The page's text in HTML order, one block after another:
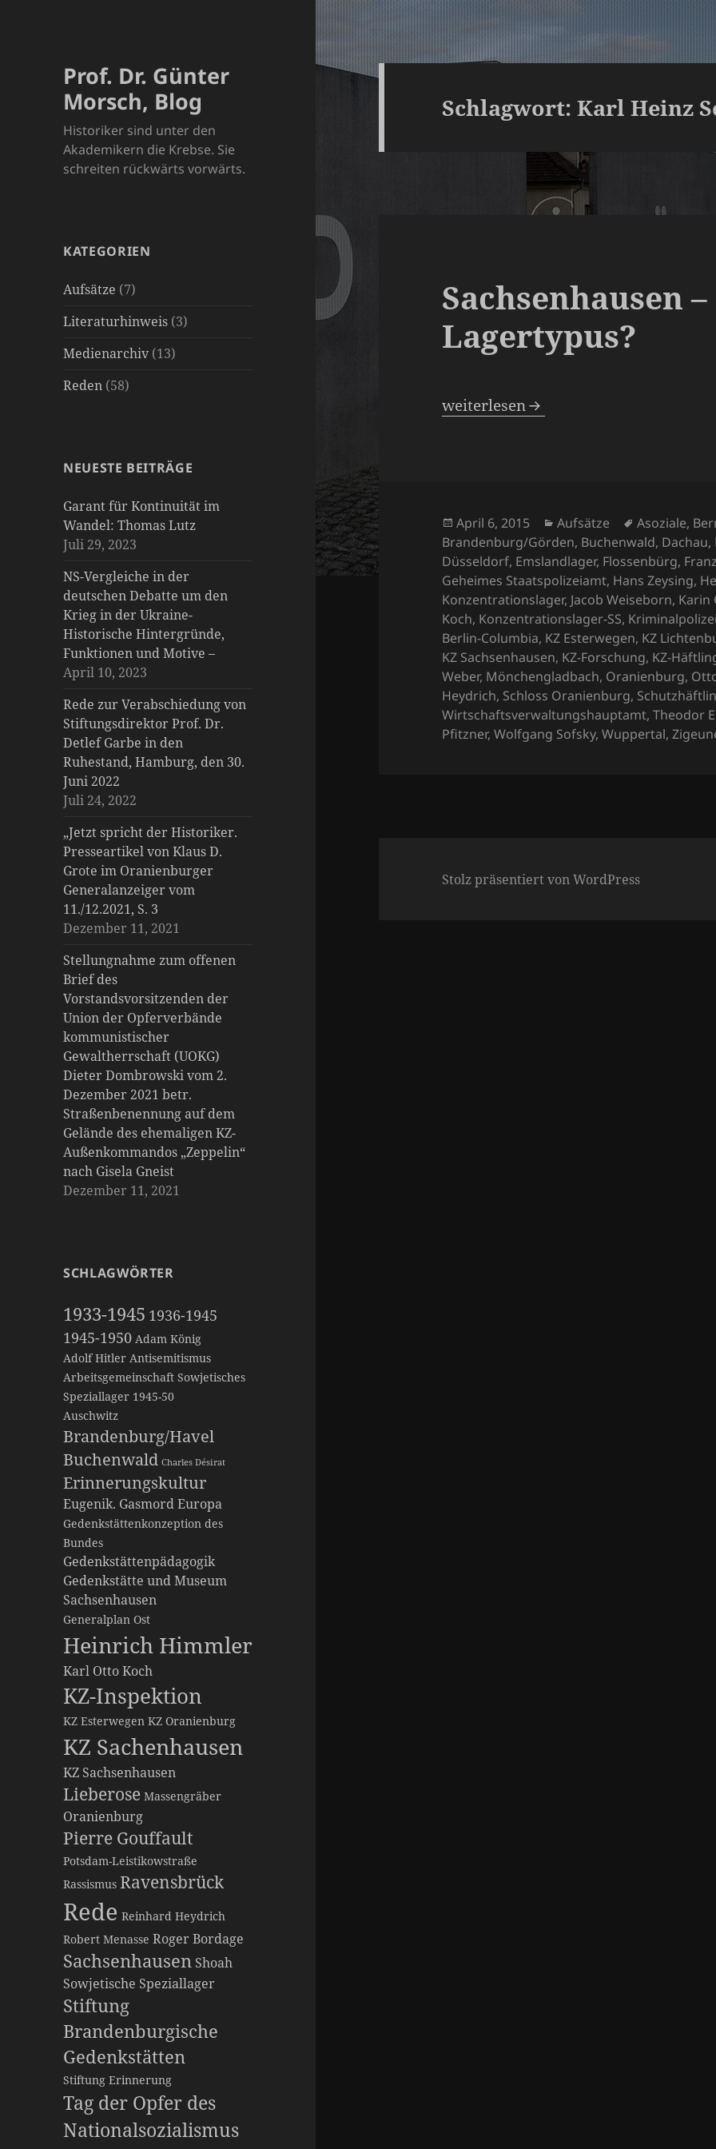
Prof. Dr. Günter
Morsch, Blog
Historiker sind unter den
Akademikern die Krebse. Sie
schreiten rückwärts vorwärts.
KATEGORIEN
Aufsätze (7)
Literaturhinweis (3)
Medienarchiv (13)
Reden (58)
NEUESTE BEITRÄGE
Garant für Kontinuität im
Wandel: Thomas Lutz
Juli 29, 2023
NS-Vergleiche in der
deutschen Debatte um den
Krieg in der Ukraine-
Historische Hintergründe,
Funktionen und Motive –
April 10, 2023
Rede zur Verabschiedung von
Stiftungsdirektor Prof. Dr.
Detlef Garbe in den
Ruhestand, Hamburg, den 30.
Juni 2022
Juli 24, 2022
„Jetzt spricht der Historiker.
Presseartikel von Klaus D.
Grote im Oranienburger
Generalanzeiger vom
11./12.2021, S. 3
Dezember 11, 2021
Stellungnahme zum offenen
Brief des
Vorstandsvorsitzenden der
Union der Opferverbände
kommunistischer
Gewaltherrschaft (UOKG)
Dieter Dombrowski vom 2.
Dezember 2021 betr.
Straßenbenennung auf dem
Gelände des ehemaligen KZ-
Außenkommandos „Zeppelin“
nach Gisela Gneist
Dezember 11, 2021
SCHLAGWÖRTER
1933-1945 1936-1945
1945-1950 Adam König
Adolf Hitler Antisemitismus
Arbeitsgemeinschaft Sowjetisches
Speziallager 1945-50
Auschwitz
Brandenburg/Havel
Buchenwald Charles Désirat
Erinnerungskultur
Eugenik. GasmordEuropa
Gedenkstättenkonzeption des
Bundes
Gedenkstättenpädagogik
Gedenkstätte und Museum
Sachsenhausen
Generalplan Ost
Heinrich Himmler
Karl Otto Koch
KZ-Inspektion
KZ Esterwegen KZ Oranienburg
KZ Sachenhausen
KZ Sachsenhausen
Lieberose Massengräber
Oranienburg
Pierre Gouffault
Potsdam-Leistikowstraße
Rassismus Ravensbrück
Rede Reinhard Heydrich
Robert Menasse Roger Bordage
Sachsenhausen Shoah
Sowjetische Speziallager
Stiftung
Brandenburgische
Gedenkstätten
Stiftung Erinnerung
Tag der Opfer des
Nationalsozialismus
Schlagwort:Karl Heinz
Sachsenhausen
Lagertypus?
Sachsenhausen – ein neuer
weiterlesen
Veröffentlicht
am
April 6, 2015 Kategorien
Aufsätze Asoziale,
Brandenburg/Görden, Buchenwald, Dachau,
Düsseldorf, Emslandlager, Flossenbürg,
Geheimes Staatspolizeiamt, Hans Zeysing,
Konzentrationslager, Jacob Weiseborn, Karin
Koch, Konzentrationslager-SS,
Berlin-Columbia, KZ Esterwegen, KZ
KZ Sachsenhausen, KZ-Forschung, KZ-
Weber, Mönchengladbach, Oranienburg,
Heydrich, Schloss Oranienburg,
Wirtschaftsverwaltungshauptamt,Theodor
Pfitzner,Wolfgang Sofsky,Wuppertal,
Stolz präsentiert von WordPress